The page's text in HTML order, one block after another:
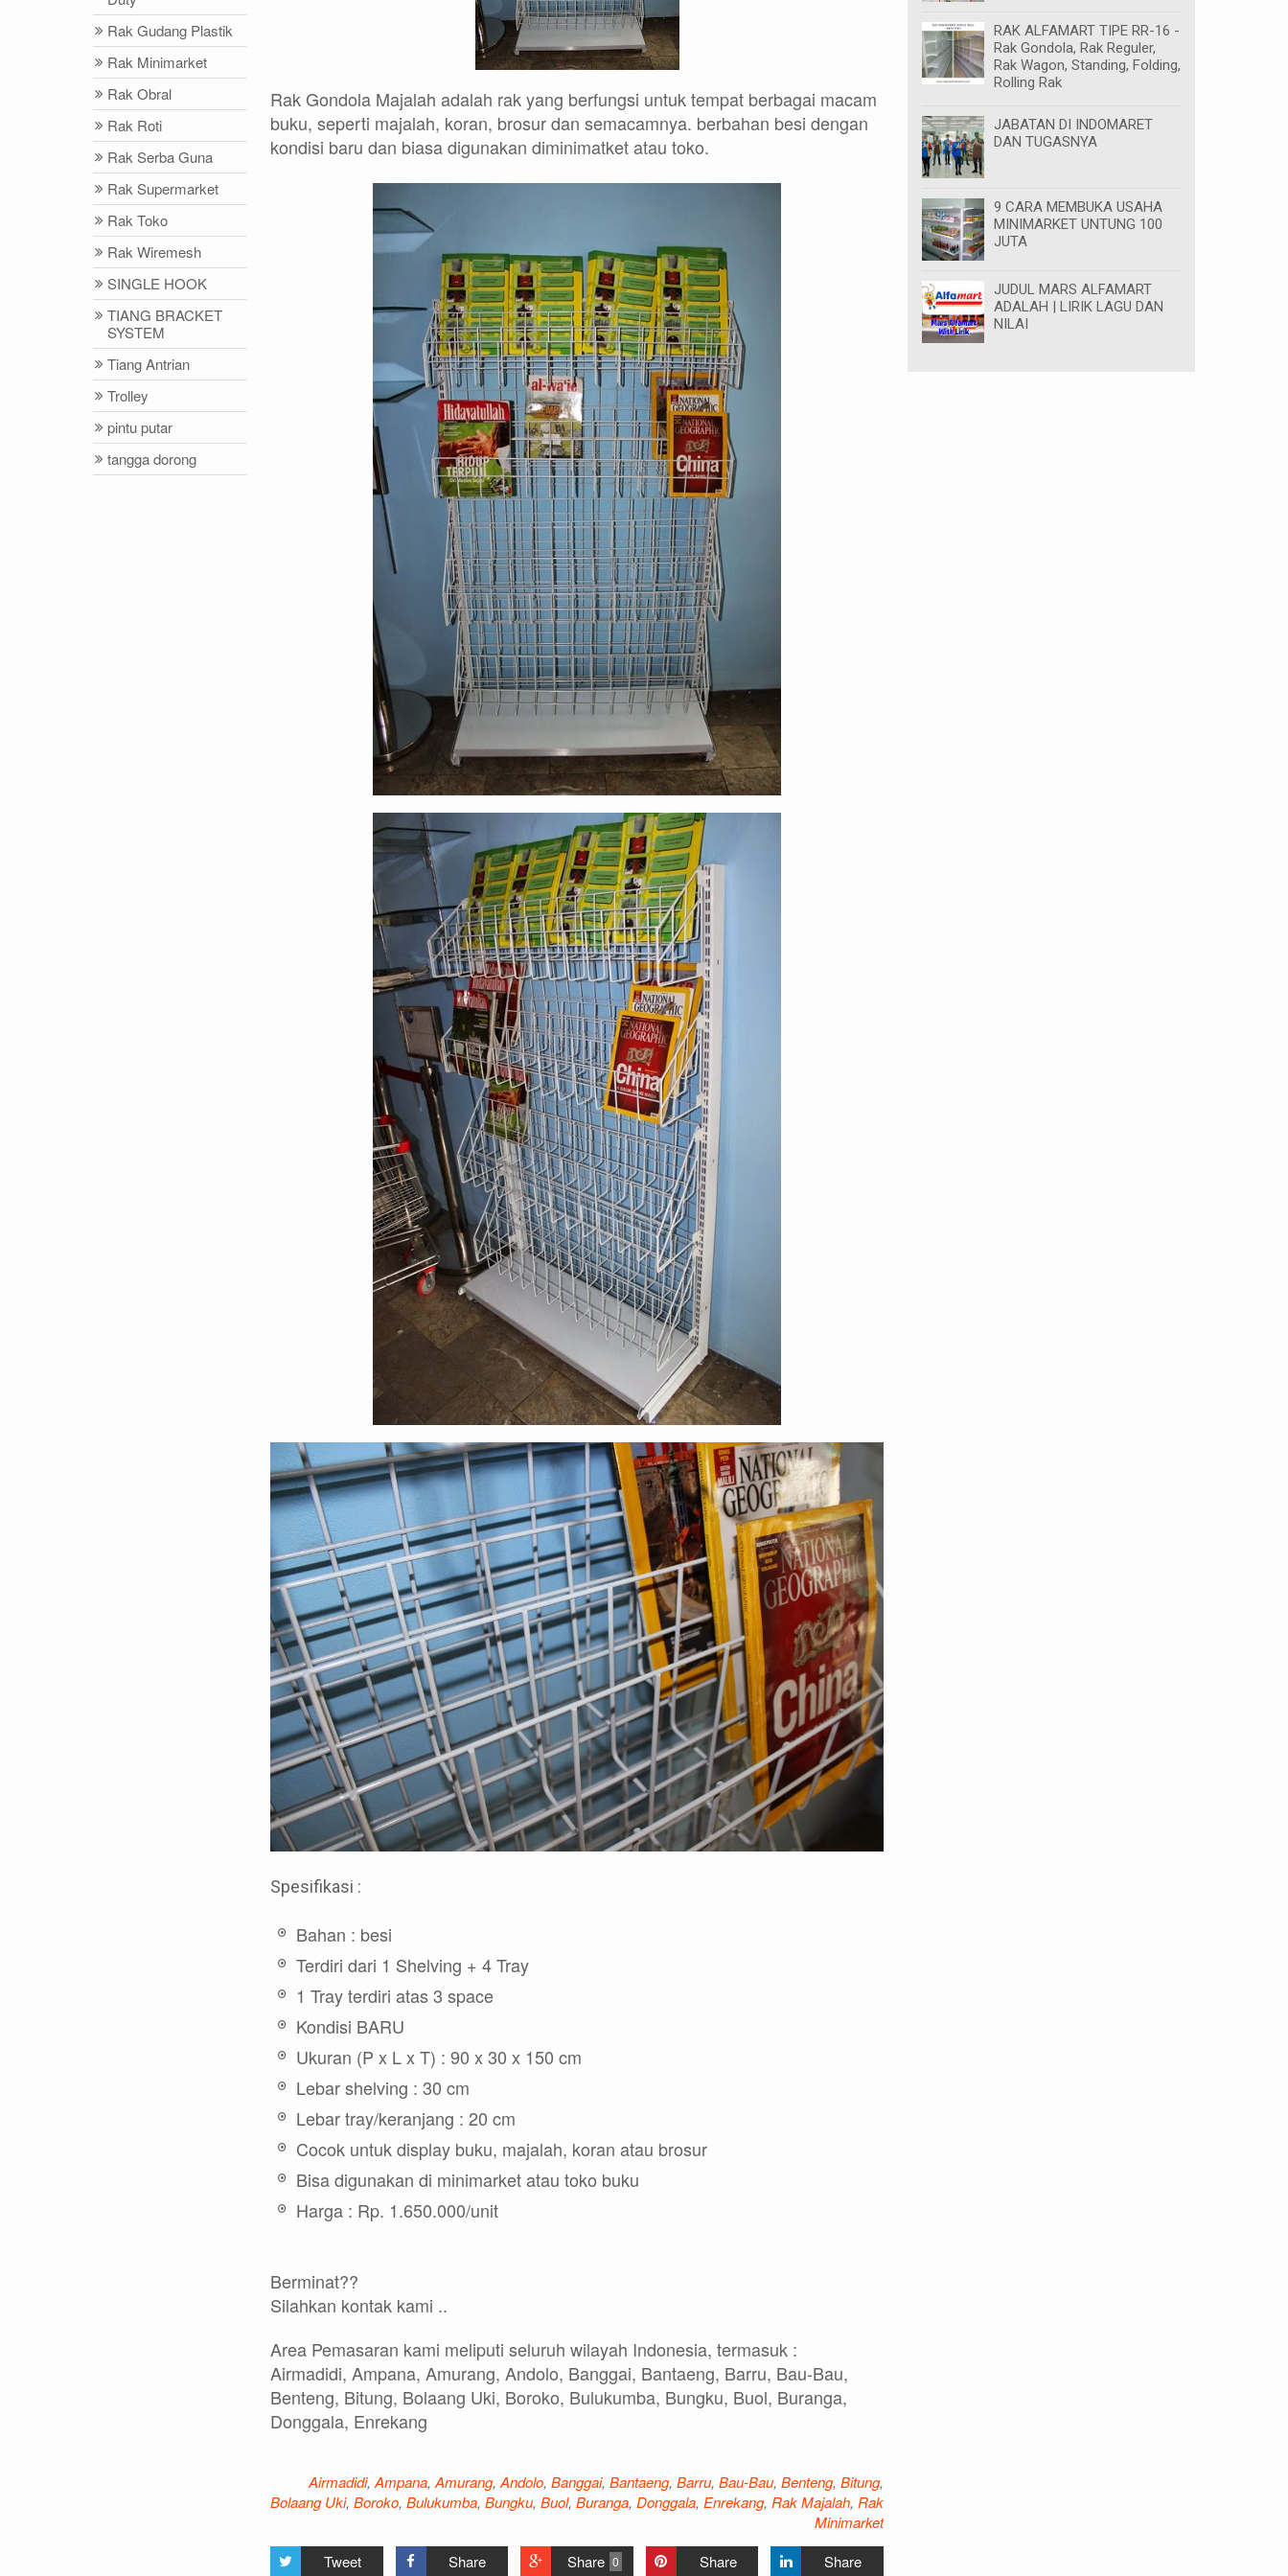
Rak Gondola Majalah adalah rak yang berfungsi untuk tempat berbagai macam
buku, seperti majalah, koran, brosur dan semacamnya. berbahan besi dengan
kondisi baru dan biasa digunakan diminimatket atau toko.
Spesifikasi :
Bahan : besi
Terdiri dari 1 Shelving + 4 Tray
1 Tray terdiri atas 3 space
Kondisi BARU
Ukuran (P x L x T) : 90 x 30 x 150 cm
Lebar shelving : 30 cm
Lebar tray/keranjang : 20 cm
Cocok untuk display buku, majalah, koran atau brosur
Bisa digunakan di minimarket atau toko buku
Harga : Rp. 1.650.000/unit
Berminat??
Silahkan kontak kami ..
Area Pemasaran kami meliputi seluruh wilayah Indonesia, termasuk :
Airmadidi, Ampana, Amurang, Andolo, Banggai, Bantaeng, Barru, Bau-Bau,
Benteng, Bitung, Bolaang Uki, Boroko, Bulukumba, Bungku, Buol, Buranga,
Donggala, Enrekang
Airmadidi, Ampana, Amurang, Andolo, Banggai, Bantaeng, Barru, Bau-Bau, Benteng, Bitung,
Bolaang Uki, Boroko, Bulukumba, Bungku, Buol, Buranga, Donggala, Enrekang, Rak Majalah, Rak
Minimarket
Tweet
Share 0
Share Share Share
RAK ALFAMART TIPE RR-16 -
Rak Gondola, Rak Reguler,
Rak Wagon, Standing, Folding,
Rolling Rak
JABATAN DI INDOMARET
DAN TUGASNYA
9 CARA MEMBUKA USAHA
MINIMARKET UNTUNG 100
JUTA
JUDUL MARS ALFAMART
ADALAH | LIRIK LAGU DAN
NILAI
Rak Gudang Plastik
Rak Minimarket
Rak Obral
Rak Roti
Rak Serba Guna
Rak Supermarket
Rak Toko
Rak Wiremesh
SINGLE HOOK
TIANG BRACKET
SYSTEM
Tiang Antrian
Trolley
pintu putar
tangga dorong